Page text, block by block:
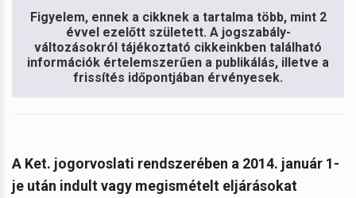
Figyelem, ennek a cikknek a tartalma több, mint 2
évvel ezelőtt született. A jogszabály-
változásokról tájékoztató cikkeinkben található
információk értelemszerűen a publikálás, illetve a
frissítés időpontjában érvényesek.
A Ket. jogorvoslati rendszerében a 2014. január 1-
je után indult vagy megismételt eljárásokat